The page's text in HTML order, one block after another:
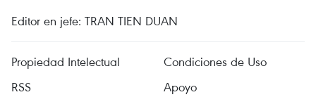
Editor en jefe: TRAN TIEN DUAN
Propiedad Intelectual
Condiciones de Uso
RSS
Apoyo